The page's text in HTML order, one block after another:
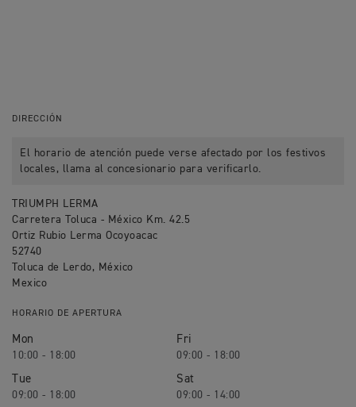
DIRECCIÓN
El horario de atención puede verse afectado por los festivos
locales, llama al concesionario para verificarlo.
TRIUMPH LERMA
Carretera Toluca - México Km. 42.5
Ortiz Rubio Lerma Ocoyoacac
52740
Toluca de Lerdo, México
Mexico
HORARIO DE APERTURA
Mon
10:00 - 18:00
Tue
09:00 - 18:00
Fri
09:00 - 18:00
Sat
09:00 - 14:00